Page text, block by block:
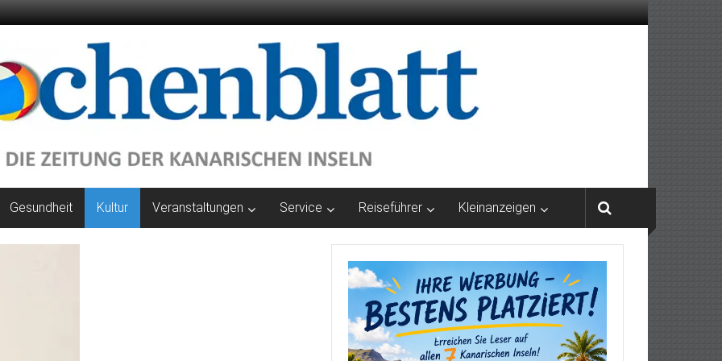
Gesundheit Kultur Veranstaltungen Service Reiseführer Kleinanzeigen